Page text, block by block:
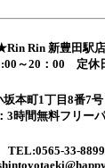
Rin 新豊田駅
～20：00 定休
本町1丁目8番7
3時間無料フリー
TEL:0565-33-8899